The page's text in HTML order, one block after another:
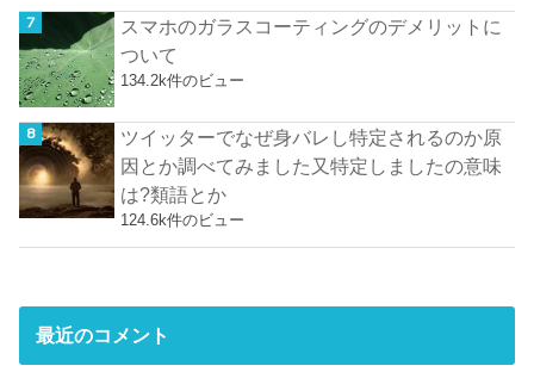
スマホのガラスコーティングのデメリットに
ついて
134.2k件のビュー
ツイッターでなぜ身バレし特定されるのか原
因とか調べてみました又特定しましたの意味
は?類語とか
124.6k件のビュー
最近のコメント